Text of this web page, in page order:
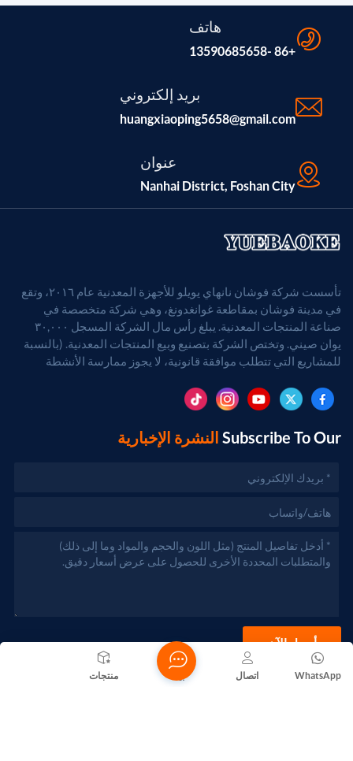
هاتف
+86 -13590685658
بريد إلكتروني
huangxiaoping5658@gmail.com
عنوان
Nanhai District, Foshan City
تأسست شركة فوشان نانهاي يويلو للأجهزة المعدنية عام ٢٠١٦، وتقع
في مدينة فوشان بمقاطعة غوانغدونغ، وهي شركة متخصصة في
صناعة المنتجات المعدنية. يبلغ رأس مال الشركة المسجل ٣٠,٠٠٠
يوان صيني. وتختص الشركة بتصنيع وبيع المنتجات المعدنية. (بالنسبة
للمشاريع التي تتطلب موافقة قانونية، لا يجوز ممارسة الأنشطة
Subscribe To Our النشرة الإخبارية
أرسل الآن
منتجات WhatsApp اتصال